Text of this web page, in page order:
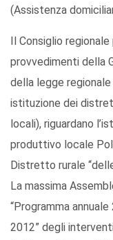
(Assistenza
Il Consiglio
provvedimenti della
della legge
istituzione dei
locali), riguardano
produttivo locale
Distretto rurale
La massima
“Programma
2012” degli